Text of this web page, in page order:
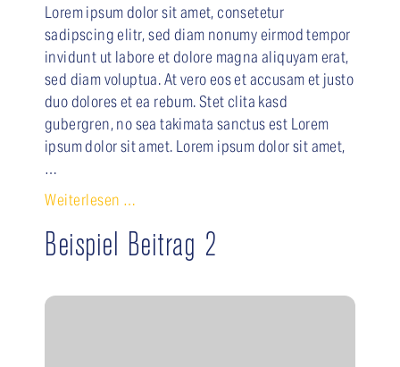
Lorem ipsum dolor sit amet, consetetur
sadipscing elitr, sed diam nonumy eirmod tempor
invidunt ut labore et dolore magna aliquyam erat,
sed diam voluptua. At vero eos et accusam et justo
duo dolores et ea rebum. Stet clita kasd
gubergren, no sea takimata sanctus est Lorem
ipsum dolor sit amet. Lorem ipsum dolor sit amet,
…
Weiterlesen …
Beispiel Beitrag 2